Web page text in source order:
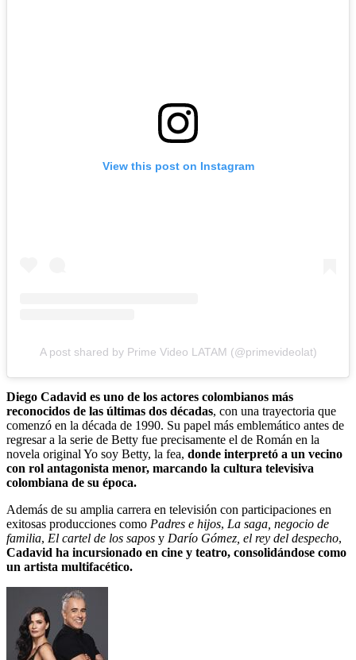
View this post on Instagram
A post shared by Prime Video LATAM (@primevideolat)
Diego Cadavid es uno de los actores colombianos más
reconocidos de las últimas dos décadas, con una trayectoria que
comenzó en la década de 1990. Su papel más emblemático antes de
regresar a la serie de Betty fue precisamente el de Román en la
novela original Yo soy Betty, la fea, donde interpretó a un vecino
con rol antagonista menor, marcando la cultura televisiva
colombiana de su época.
Además de su amplia carrera en televisión con participaciones en
exitosas producciones como Padres e hijos, La saga, negocio de
familia, El cartel de los sapos y Darío Gómez, el rey del despecho,
Cadavid ha incursionado en cine y teatro, consolidándose como
un artista multifacético.